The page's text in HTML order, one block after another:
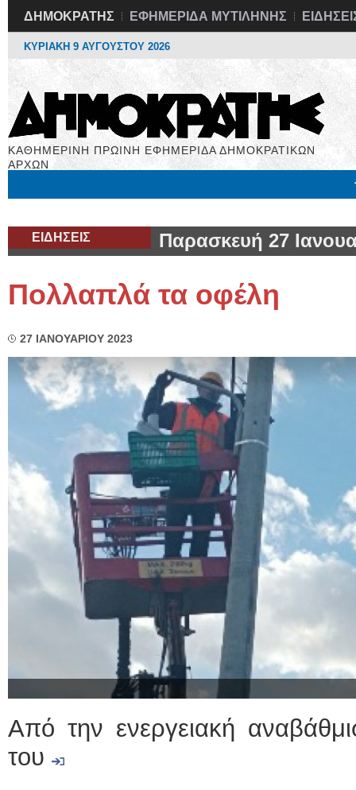
ΔΗΜΟΚΡΑΤΗΣ ΕΦΗΜΕΡΙΔΑ ΜΥΤΙΛΗΝΗΣ
ΚΥΡΙΑΚΗ 9 ΑΥΓΟΥΣΤΟΥ 2026
ΚΑΘΗΜΕΡΙΝΗ ΠΡΩΙΝΗ ΕΦΗΜΕΡΙΔΑ ΔΗΜΟΚΡΑΤΙΚΩΝ
ΑΡΧΩΝ
ΕΙΔΗΣΕΙΣ Παρασκευή 27
Πολλαπλά τα οφέλη
27 ΙΑΝΟΥΑΡΙΟΥ 2023
Από την ενεργειακή
του